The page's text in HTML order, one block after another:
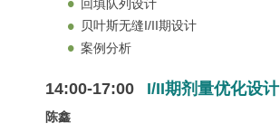
回填队列设计
贝叶斯无缝I/II期设计
案例分析
14:00-17:00 I/II期剂量优化设计
陈鑫